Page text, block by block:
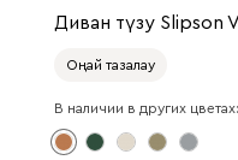
Диван түзу Slipson
Оңай тазалау
В наличии в других